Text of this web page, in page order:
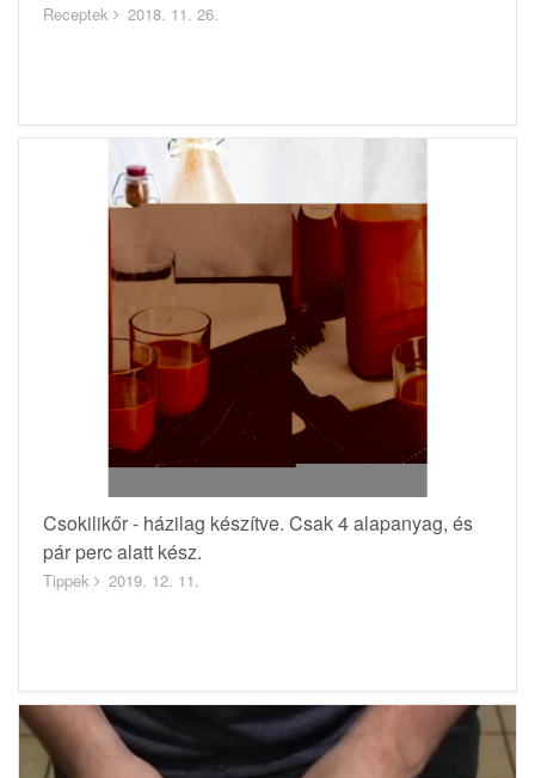
Receptek 2018. 11. 26.
Csokilikőr - házilag készítve. Csak 4 alapanyag, és
pár perc alatt kész.
Tippek 2019. 12. 11.